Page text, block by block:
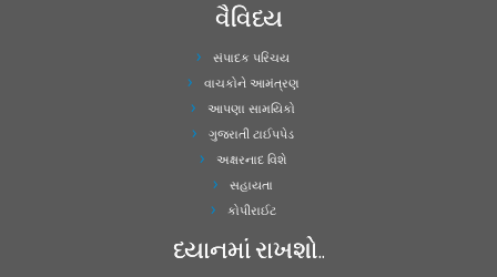
વૈવિધ્ય
સંપાદક પરિચય
વાચકોને આમંત્રણ
આપણા સામયિકો
ગુજરાતી ટાઈપપેડ
અક્ષરનાદ વિશે
સહાયતા
કોપીરાઈટ
ધ્યાનમાં રાખશો..